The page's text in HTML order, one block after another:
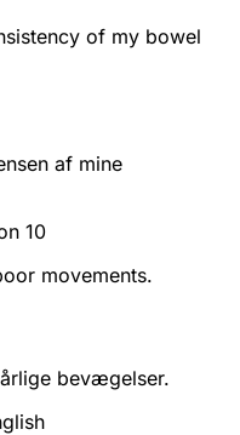
of my bowel
af mine
10
movements.
bevægelser.